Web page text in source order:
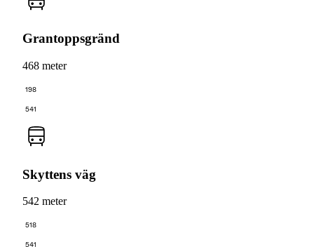
Grantoppsgränd
468 meter
198
541
Skyttens väg
542 meter
518